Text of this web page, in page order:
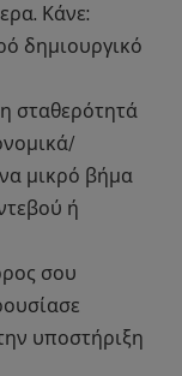
Κάνε:
δημιουργικό
σταθερότητά
μικρό βήμα
ή
σου
υποστήριξη